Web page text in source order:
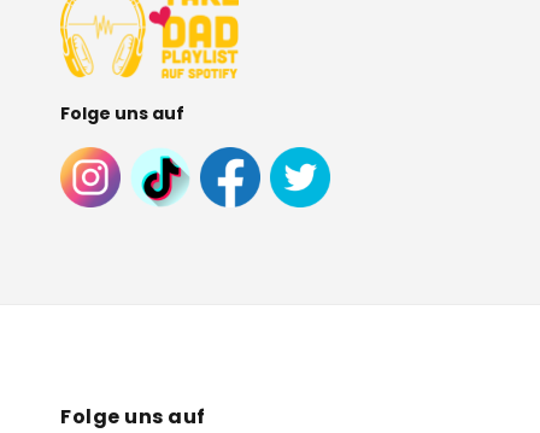
Folge uns auf
Folge uns auf